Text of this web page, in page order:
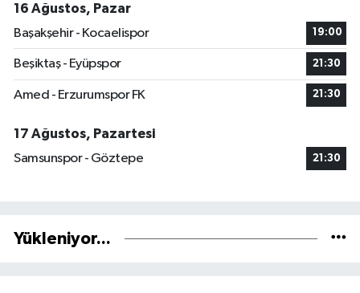
16 Ağustos, Pazar
Başakşehir - Kocaelispor
19:00
Beşiktaş - Eyüpspor 21:30
Amed - Erzurumspor FK 21:30
17 Ağustos, Pazartesi
Samsunspor - Göztepe
21:30
Yükleniyor...